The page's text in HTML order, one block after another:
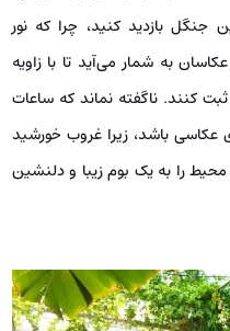
جنگل بازدید کنید،‌ چرا که نور
به شمار می‌آید تا با زاویه
کنند. ناگفته نماند که ساعات
عکاسی باشد، زیرا غروب خورشید
را به یک بوم زیبا و دلنشین